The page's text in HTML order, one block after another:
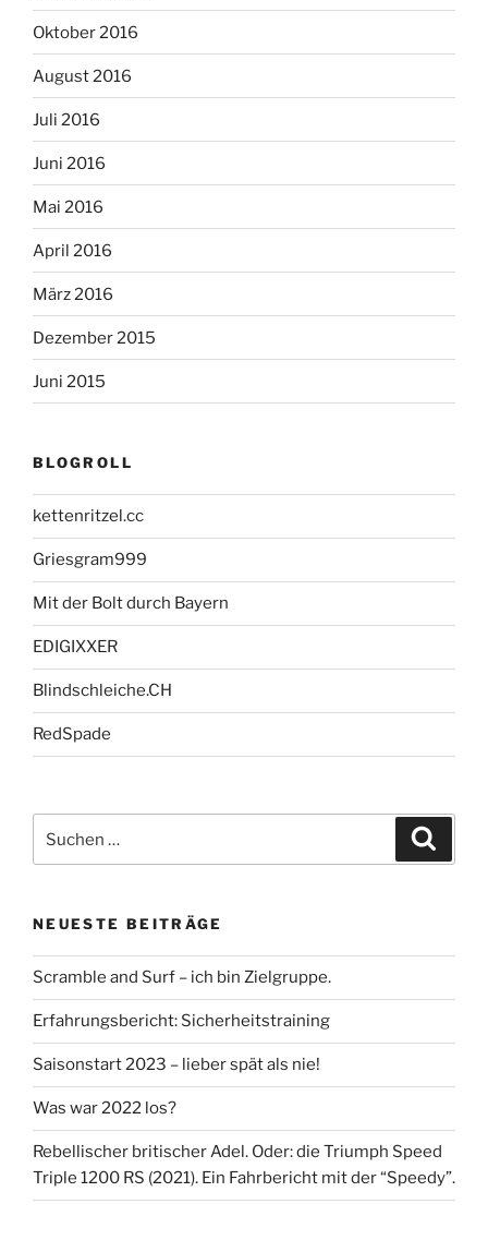
Oktober 2016
August 2016
Juli 2016
Juni 2016
Mai 2016
April 2016
März 2016
Dezember 2015
Juni 2015
BLOGROLL
kettenritzel.cc
Griesgram999
Mit der Bolt durch Bayern
EDIGIXXER
Blindschleiche.CH
RedSpade
nach:
NEUESTE BEITRÄGE
Scramble and Surf – ich bin Zielgruppe.
Erfahrungsbericht: Sicherheitstraining
Saisonstart 2023 – lieber spät als nie!
Was war 2022 los?
Rebellischer britischer Adel. Oder: die Triumph Speed
Triple 1200 RS (2021). Ein Fahrbericht mit der “Speedy”.